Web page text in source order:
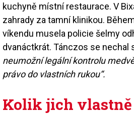
kuchyně místní restaurace. V
zahrady za tamní klinikou.
víkendu musela policie šelmy
dvanáctkrát. Tánczos se nechal
neumožní legální kontrolu
právo do vlastních rukou“.
Kolik jich vlastně